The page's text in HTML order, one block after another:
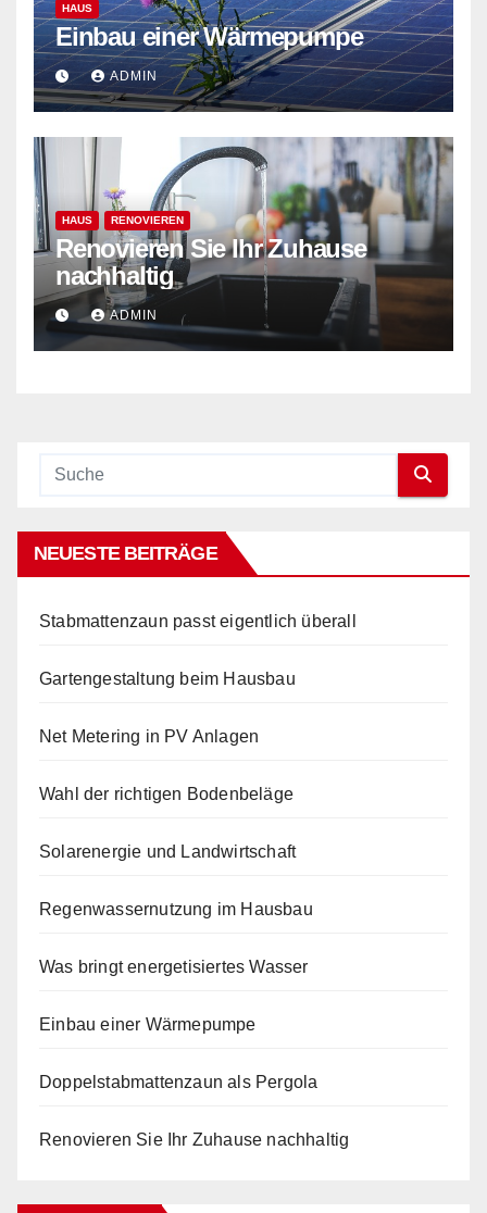
HAUS
Einbau einer Wärmepumpe
ADMIN
HAUS RENOVIEREN
Renovieren Sie Ihr Zuhause
nachhaltig
ADMIN
NEUESTE BEITRÄGE
Stabmattenzaun passt eigentlich überall
Gartengestaltung beim Hausbau
Net Metering in PV Anlagen
Wahl der richtigen Bodenbeläge
Solarenergie und Landwirtschaft
Regenwassernutzung im Hausbau
Was bringt energetisiertes Wasser
Einbau einer Wärmepumpe
Doppelstabmattenzaun als Pergola
Renovieren Sie Ihr Zuhause nachhaltig